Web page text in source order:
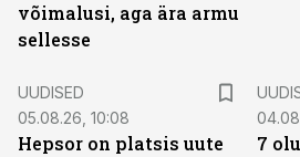
võimalusi, aga ära armu
sellesse
UUDISED
05.08.26, 10:08
Hepsor on platsis uute
7